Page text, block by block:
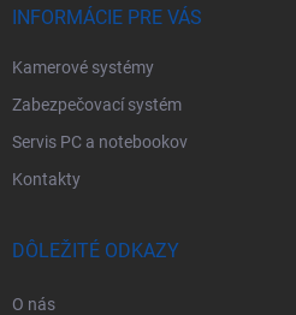
INFORMÁCIE PRE VÁS
Kamerové systémy
Zabezpečovací systém
Servis PC a notebookov
Kontakty
DÔLEŽITÉ ODKAZY
O nás